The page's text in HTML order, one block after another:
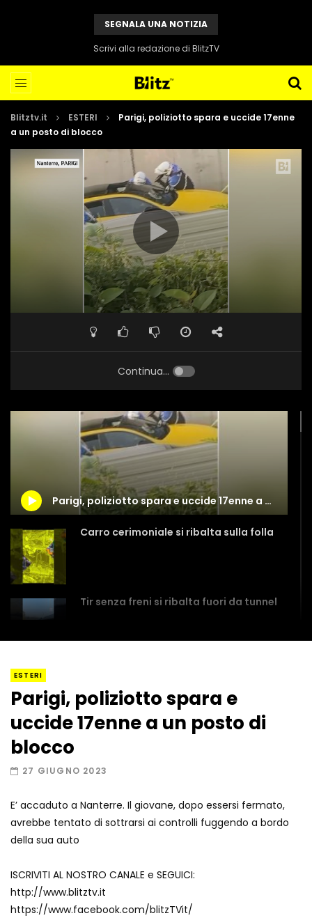
SEGNALA UNA NOTIZIA
Scrivi alla redazione di BlitzTV
Blitztv.it ESTERI
Parigi, poliziotto spara e uccide 17enne
a un posto di blocco
Continua...
Parigi, poliziotto spara e uccide 17enne a un posto di blocco
Carro cerimoniale si ribalta sulla folla
Tir senza freni si ribalta fuori da tunnel
Record di baci in 30 secondi
Due navi USA si scontrano in mare
ESTERI
Parigi, poliziotto spara e
uccide 17enne a un posto di
blocco
27 GIUGNO 2023
E’ accaduto a Nanterre. Il giovane, dopo essersi fermato,
avrebbe tentato di sottrarsi ai controlli fuggendo a bordo
della sua auto
ISCRIVITI AL NOSTRO CANALE e SEGUICI:
http://www.blitztv.it
https://www.facebook.com/blitzTVit/